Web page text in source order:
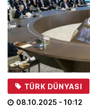
TÜRK DÜNYASI
08.10.2025 - 10:12